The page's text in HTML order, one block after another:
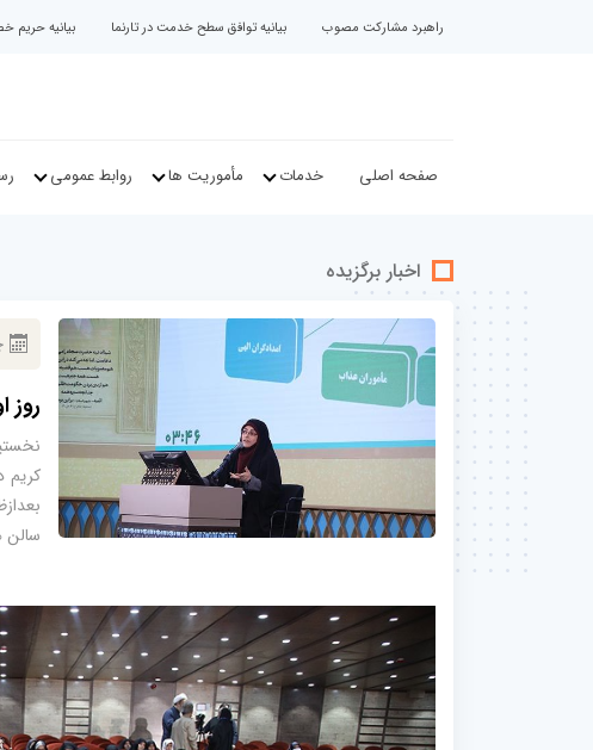
راهبرد مشارکت مصوب بیانیه توافق سطح خدمت در تارنما بیانیه
صفحه اصلی خدمات مأموریت ها روابط عمومی
اخبار برگزیده
روز
کریم
سالن